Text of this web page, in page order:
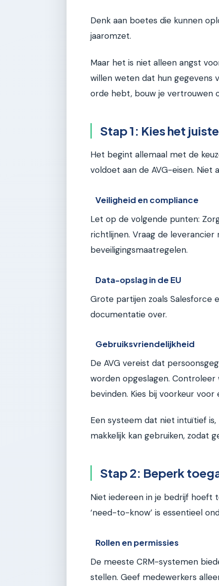
Denk aan boetes die kunnen
jaaromzet.
Maar het is niet alleen angst
willen weten dat hun gegevens
orde hebt, bouw je vertrouwen
Stap 1: Kies het
Het begint allemaal met de
voldoet aan de AVG-eisen. Niet
Veiligheid en compliance
Let op de volgende punten:
richtlijnen. Vraag de
beveiligingsmaatregelen.
Data-opslag in de EU
Grote partijen zoals Salesforce
documentatie over.
Gebruiksvriendelijkheid
De AVG vereist dat
worden opgeslagen. Controleer
bevinden. Kies bij voorkeur
Een systeem dat niet intuïtief
makkelijk kan gebruiken, zodat
Stap 2: Beperk
Niet iedereen in je bedrijf hoeft
‘need-to-know’ is essentieel
Rollen en permissies
De meeste CRM-systemen
stellen. Geef medewerkers